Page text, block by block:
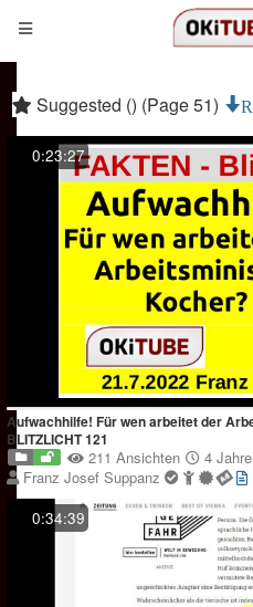
Suggested () (Page 51)
0:23:27
Aufwachhilfe! Für wen arbeitet der
BLITZLICHT 121
211 Ansichten
4
Franz Josef Suppanz
0:34:39